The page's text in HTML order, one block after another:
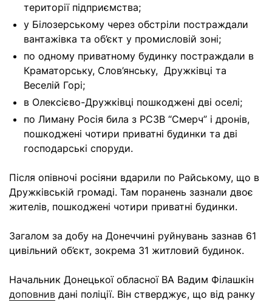
території підприємства;
у Білозерському через обстріли постраждали
вантажівка та об’єкт у промисловій зоні;
по одному приватному будинку постраждали в
Краматорську, Слов’янську, Дружківці та
Веселій Горі;
в Олексієво-Дружківці пошкоджені дві оселі;
по Лиману Росія била з РСЗВ “Смерч” і дронів,
пошкоджені чотири приватні будинки та дві
господарські споруди.
Після опівночі росіяни вдарили по Райському, що в
Дружківській громаді. Там поранень зазнали двоє
жителів, пошкоджені чотири приватні будинки.
Загалом за добу на Донеччині руйнувань зазнав 61
цивільний об’єкт, зокрема 31 житловий будинок.
Начальник Донецької обласної ВА Вадим Філашкін
доповнив дані поліції. Він стверджує, що від ранку